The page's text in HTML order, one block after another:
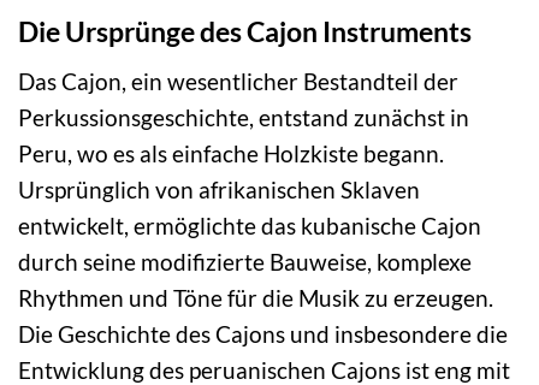
Die Ursprünge des Cajon Instruments
Das Cajon, ein wesentlicher Bestandteil der
Perkussionsgeschichte, entstand zunächst in
Peru, wo es als einfache Holzkiste begann.
Ursprünglich von afrikanischen Sklaven
entwickelt, ermöglichte das kubanische Cajon
durch seine modifizierte Bauweise, komplexe
Rhythmen und Töne für die Musik zu erzeugen.
Die Geschichte des Cajons und insbesondere die
Entwicklung des peruanischen Cajons ist eng mit